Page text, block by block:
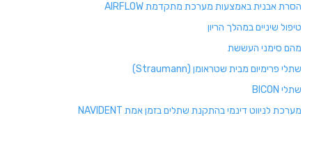
הסרת אבנית באמצעות מערכת מתקדמת AIRFLOW
טיפול שיניים במהלך הריון
מהם סימני העששת
שתלי פרימיום מבית שטראומן (Straumann)
שתלי BICON
מערכת לניווט דינמי בהתקנת שתלים בזמן אמת NAVIDENT